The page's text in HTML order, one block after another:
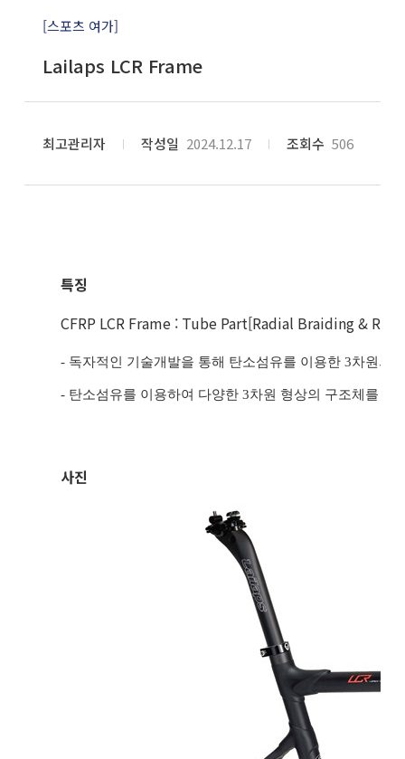
[스포츠 여가]
Lailaps LCR Frame
최고관리자 작성일 2024.12.17 조회수 506
특징
CFRP LCR Frame : Tube Part[Radial Braiding &
- 독자적인 기술개발을 통해 탄소섬유를 이용한 3차원의
- 탄소섬유를 이용하여 다양한 3차원 형상의 구조체를 자
사진